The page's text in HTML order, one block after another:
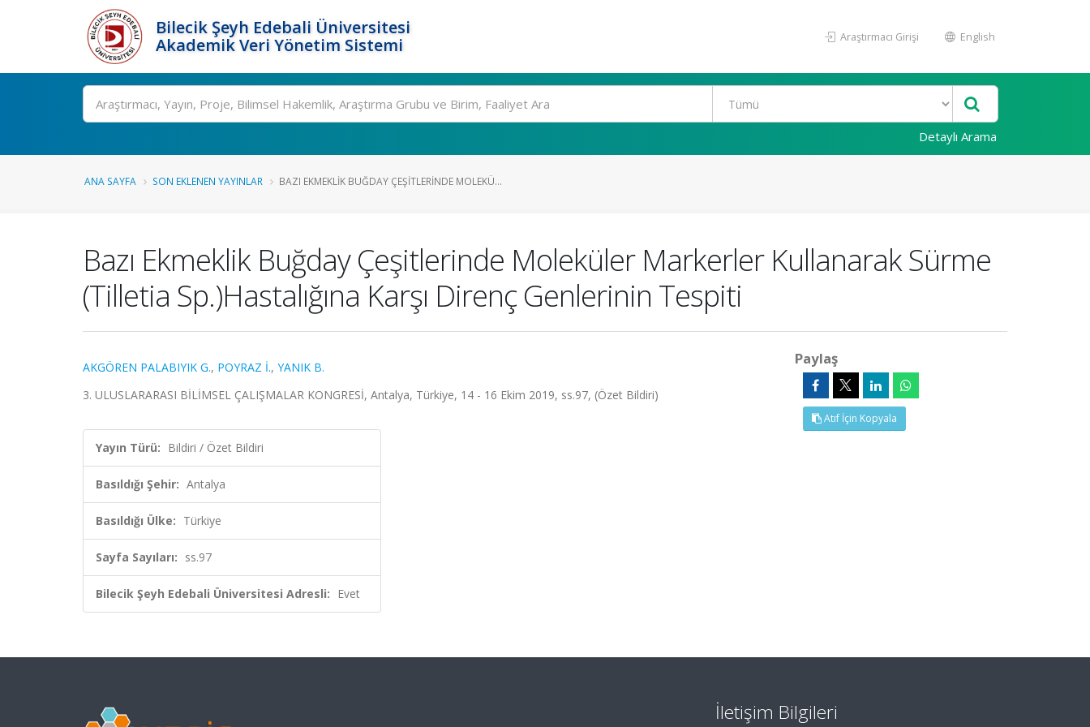
Bilecik Şeyh Edebali Üniversitesi
Akademik Veri Yönetim Sistemi
Araştırmacı Girişi English
Ara
Detaylı Arama
ANA SAYFA SON EKLENEN YAYINLAR BAZI EKMEKLIK BUĞDAY ÇEŞITLERINDE MOLEKÜ...
Bazı Ekmeklik Buğday Çeşitlerinde Moleküler Markerler Kullanarak Sürme
(Tilletia Sp.)Hastalığına Karşı Direnç Genlerinin Tespiti
AKGÖREN PALABIYIK G., POYRAZ İ., YANIK B.
3. ULUSLARARASI BİLİMSEL ÇALIŞMALAR KONGRESİ, Antalya, Türkiye, 14 - 16 Ekim 2019, ss.97, (Özet Bildiri)
Yayın Türü: Bildiri / Özet Bildiri
Basıldığı Şehir: Antalya
Basıldığı Ülke: Türkiye
Sayfa Sayıları: ss.97
Bilecik Şeyh Edebali Üniversitesi Adresli: Evet
Paylaş
Atıf İçin Kopyala
İletişim Bilgileri